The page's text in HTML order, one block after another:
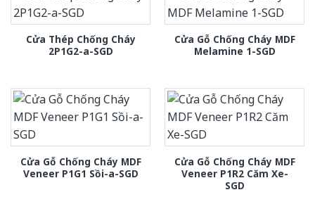
Cửa Thép Chống Cháy
2P1G2-a-SGD
Cửa Gỗ Chống Cháy MDF
Melamine 1-SGD
Cửa Gỗ Chống Cháy MDF
Veneer P1G1 Sồi-a-SGD
Cửa Gỗ Chống Cháy MDF
Veneer P1R2 Căm Xe-
SGD